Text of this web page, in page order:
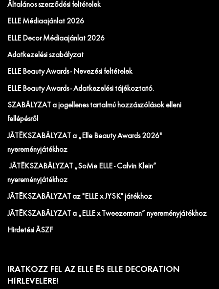
Általános szerződési feltételek
ELLE Médiaajánlat 2026
ELLE Decor Médiaajánlat 2026
Adatkezelési szabályzat
ELLE Beauty Awards - Nevezési feltételek
ELLE Beauty Awards - Adatkezelési tájékoztató.
SZABÁLYZAT a jogellenes tartalmú hozzászólások elleni
fellépésről
JÁTÉKSZABÁLYZAT a „Elle Beauty Awards 2026"
nyereményjátékhoz
JÁTÉKSZABÁLYZAT „SoMe ELLE - Calvin Klein”
nyereményjátékhoz
JÁTÉKSZABÁLYZAT az "ELLE x JYSK" játékhoz
JÁTÉKSZABÁLYZAT a „ELLE x Tweezerman” nyereményjátékhoz
Hirdetési ÁSZF
IRATKOZZ FEL AZ ELLE ÉS ELLE DECORATION
HÍRLEVELÉRE!